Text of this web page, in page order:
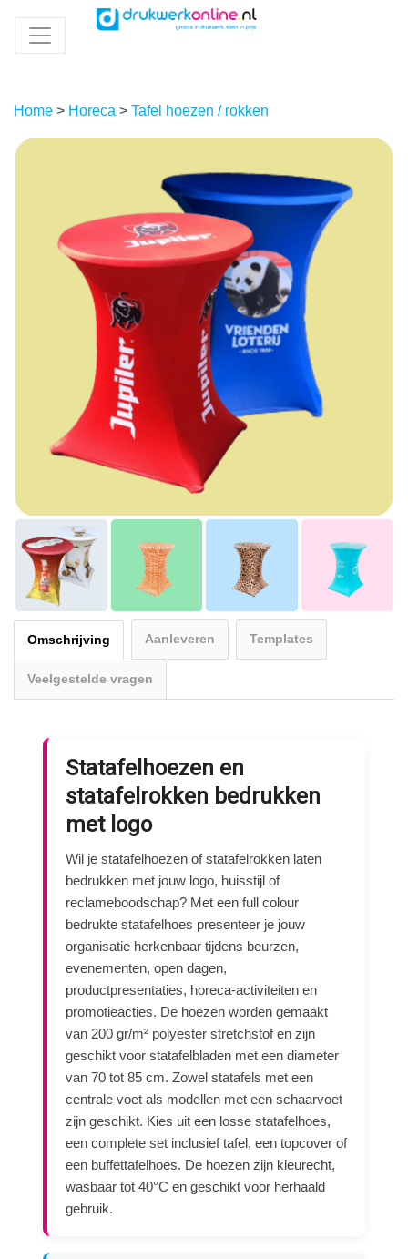
Home > Horeca > Tafel hoezen / rokken
Omschrijving Aanleveren Templates
Veelgestelde vragen
Statafelhoezen en
statafelrokken bedrukken
met logo
Wil je statafelhoezen of statafelrokken laten
bedrukken met jouw logo, huisstijl of
reclameboodschap? Met een full colour
bedrukte statafelhoes presenteer je jouw
organisatie herkenbaar tijdens beurzen,
evenementen, open dagen,
productpresentaties, horeca-activiteiten en
promotieacties. De hoezen worden gemaakt
van 200 gr/m² polyester stretchstof en zijn
geschikt voor statafelbladen met een diameter
van 70 tot 85 cm. Zowel statafels met een
centrale voet als modellen met een schaarvoet
zijn geschikt. Kies uit een losse statafelhoes,
een complete set inclusief tafel, een topcover of
een buffettafelhoes. De hoezen zijn kleurecht,
wasbaar tot 40°C en geschikt voor herhaald
gebruik.